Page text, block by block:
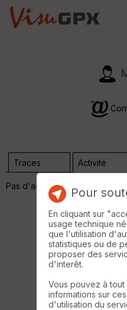
Traces Activité
Pas d'activité Pour
En cliquant sur
usage technique
que l'utilisation
statistiques ou de
proposer des
d'interêt.
Vous pouvez à
informations sur
d'utilisation du